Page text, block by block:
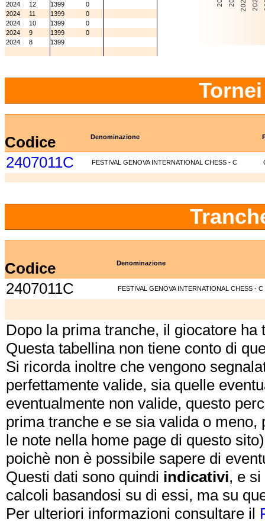
2024
12 1399
0
2024
11 1399
0
2024
10 1399
0
2024
9 1399
0
2024
8 1399
Codice Denominazione
2407011C FESTIVAL GENOVA INTERNATIONAL CHESS - C
Codice Denominazione
2407011C FESTIVAL GENOVA INTERNATIONAL CHESS - C
Dopo la prima tranche, il giocatore
Questa tabellina non tiene conto di
Si ricorda inoltre che vengono
perfettamente valide, sia quelle
eventualmente non valide, questo
prima tranche e se sia valida o
le note nella home page di questo
poichè non è possibile sapere di
Questi dati sono quindi indicativi, e
calcoli basandosi su di essi, ma su
Per ulteriori informazioni consultare il